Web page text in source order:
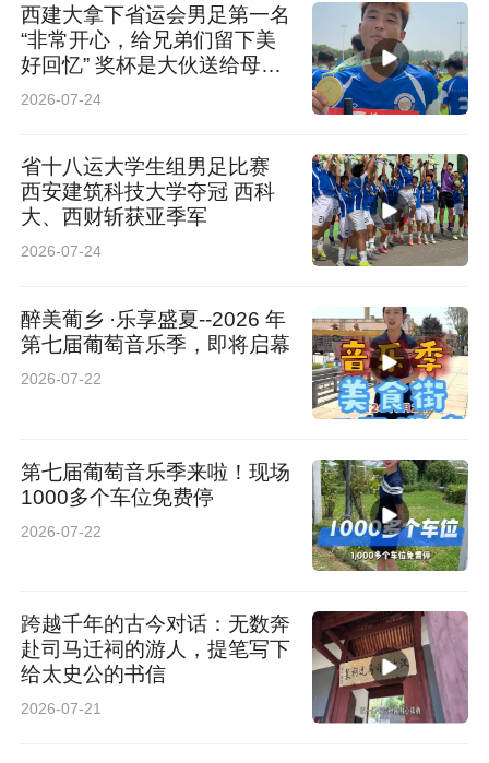
西建大拿下省运会男足第一名
“非常开心，给兄弟们留下美
好回忆” 奖杯是大伙送给母校
校庆的礼物
2026-07-24
省十八运大学生组男足比赛
西安建筑科技大学夺冠 西科
大、西财斩获亚季军
2026-07-24
醉美葡乡 ·乐享盛夏--2026 年
第七届葡萄音乐季，即将启幕
2026-07-22
第七届葡萄音乐季来啦！现场
1000多个车位免费停
2026-07-22
跨越千年的古今对话：无数奔
赴司马迁祠的游人，提笔写下
给太史公的书信
2026-07-21